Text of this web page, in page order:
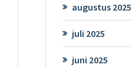
augustus 2025
juli 2025
juni 2025